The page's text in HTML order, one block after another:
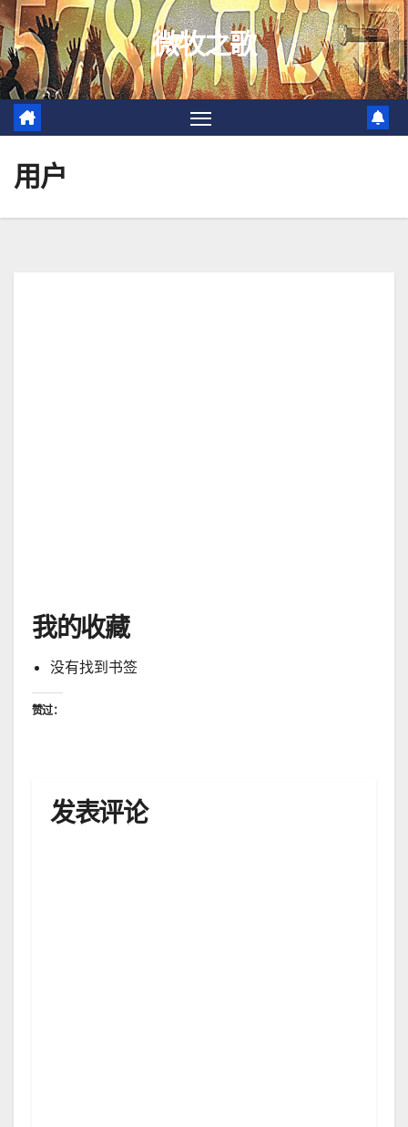
跳
至
内
容
微牧之歌
用户
我的收藏
没有找到书签
赞过：
发表评论